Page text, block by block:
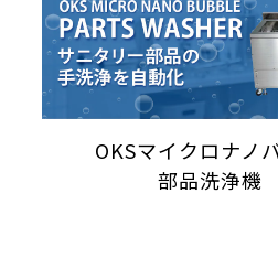
OKSマイクロナノ
部品洗浄機